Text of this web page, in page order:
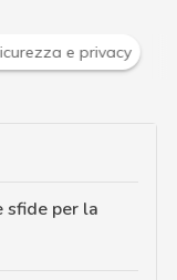
sicurezza e privacy
sfide per la